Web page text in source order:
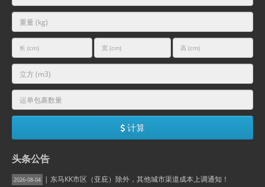
计算
头条公告
2026-08-04 | 东马KK市区（亚庇）除外，其他城市渠道成本上调通知！